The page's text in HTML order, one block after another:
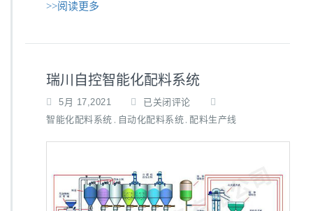
>>阅读更多
瑞川自控智能化配料系统
5月 17,2021
瑞
川
控
能
化
配
已关闭评论
智能化配料系统 , 自动化配料系统 , 配料生产线